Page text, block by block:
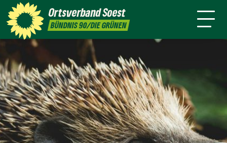
OrtsverbandSoest
BÜNDNIS 90/DIE GRÜNEN
Termine Presse